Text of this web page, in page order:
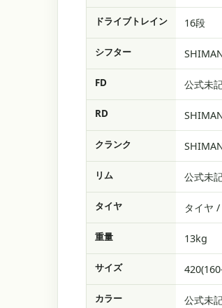
ドライブトレイン 16段
シフター
FD 公式未
RD
クランク
リム 公式未
タイヤ タイヤ
重量 13kg
サイズ
カラー 公式未